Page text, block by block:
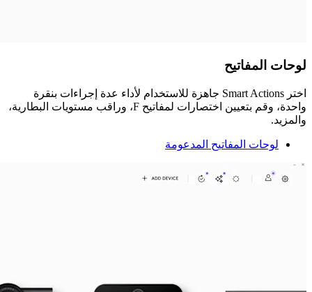
لوحات المفاتيح
اختر Smart Actions جاهزة للاستخدام لأداء عدة إجراءات بنقرة
واحدة، وقم بتعيين اختصارات لمفاتيح F، وراقب مستويات البطارية،
والمزيد.
لوحات المفاتيح المدعومة